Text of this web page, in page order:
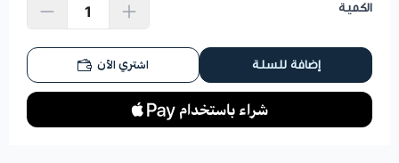
الكمية
إضافة للسلة اشتري الآن